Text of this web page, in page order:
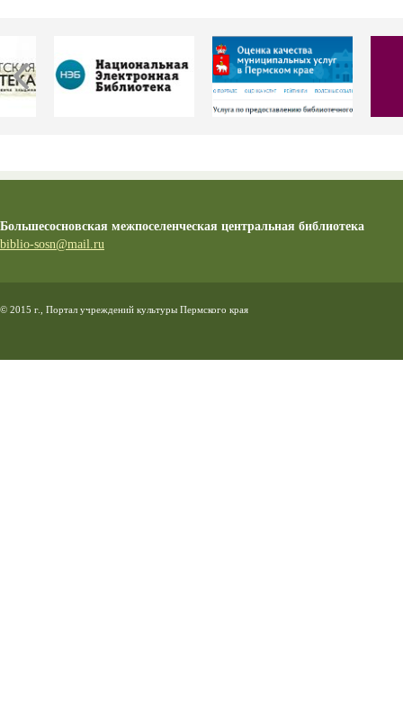
Большесосновская межпоселенческая центральная библиотека
biblio-sosn@mail.ru
© 2015 г., Портал учреждений культуры Пермского края